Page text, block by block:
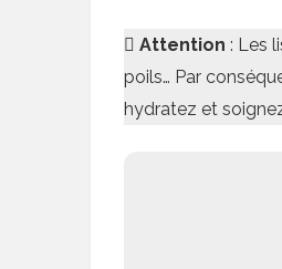
Attention : Les
poils… Par
hydratez et